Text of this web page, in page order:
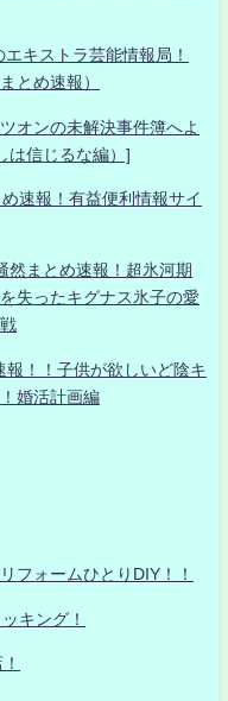
キストラ芸能情報局！
とめ速報）
オンの未解決事件簿へよ
は信じるな編）]
報！有益便利情報サイ
然まとめ速報！超氷河期
失ったキグナス氷子の愛
報！！子供が欲しいど陰キ
婚活計画編
フォームひとりDIY！！
キング！